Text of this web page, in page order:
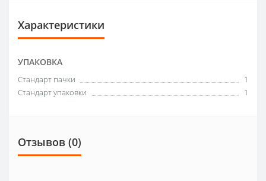
Характеристики
УПАКОВКА
Стандарт пачки
1
Стандарт упаковки
1
Отзывов (0)